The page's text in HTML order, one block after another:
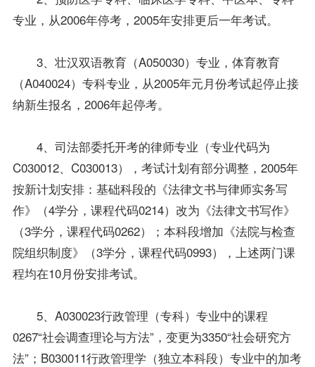
专业，从2006年停考，2005年安排更后一年考试。
3、壮汉双语教育（A050030）专业，体育教育
（A040024）专科专业，从2005年元月份考试起停止接
纳新生报名 ，2006年起停考。
4、司法部委托开考的律师专业 （专业代码为
C030012、C030013），考试计划有部分调整，2005年
按新计划安排：基础科段的《法律文书与律师实务写
作》（4学分， 课程代码0214）改为《法律文书写作》
（3学分，课程代码0262）；本科段增加《法院与检查
院组织制度》（3学分，课程代码0993），上述两门课
程均在10月份安排考试。
5、A030023行政管理（专科） 专业中的课程
0267“社会调查理论与方法”，变更为3350“社会研究方
法”；B030011行政管理学 （独立本科段）专业中的加考